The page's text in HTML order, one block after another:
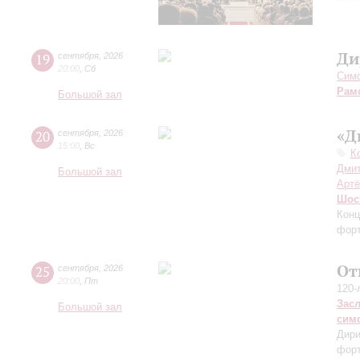
19 сентября 2026
20:00 Сб
Большой зал
20 сентября 2026
15:00 Вс
Большой зал
25 сентября 2026
20:00 Пт
Большой зал